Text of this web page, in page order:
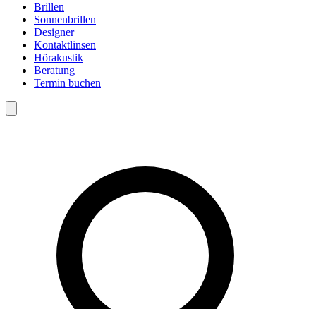
Brillen
Sonnenbrillen
Designer
Kontaktlinsen
Hörakustik
Beratung
Termin buchen